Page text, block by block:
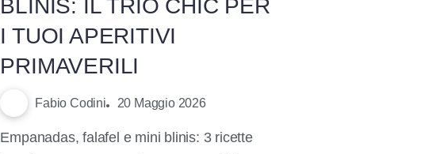
BLINIS: IL TRIO CHIC PER
I TUOI APERITIVI
PRIMAVERILI
Fabio Codini 20 Maggio 2026
Empanadas, falafel e mini blinis: 3 ricette